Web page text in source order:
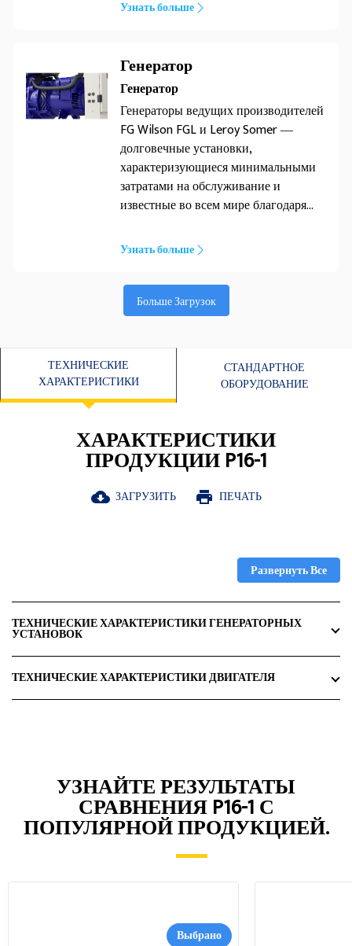
зарекомендовали себя при работе в
надежны, но также отличаются
низкой эксплуатационной
стоимостью и высокой топливной
экономичностью.
Узнать больше
Генератор
Генератор
Генераторы ведущих производителей
FG Wilson FGL и Leroy Somer ―
долговечные установки,
характеризующиеся минимальными
затратами на обслуживание и
известные во всем мире благодаря
Они были разработаны специально
для генераторных установок FG
Wilson и характеризуются высокой
производительностью и хорошей
пусковой способностью двигателей.
Узнать больше
Больше Загрузок
ТЕХНИЧЕСКИЕ
ХАРАКТЕРИСТИКИ
СТАНДАРТНОЕ
ОБОРУДОВАНИЕ
ХАРАКТЕРИСТИКИ
ПРОДУКЦИИ P16-1
cloud_download ЗАГРУЗИТЬ print ПЕЧАТЬ
Развернуть Все
ТЕХНИЧЕСКИЕ ХАРАКТЕРИСТИКИ ГЕНЕРАТОРНЫХ
УСТАНОВОК
ТЕХНИЧЕСКИЕ ХАРАКТЕРИСТИКИ ДВИГАТЕЛЯ
УЗНАЙТЕ РЕЗУЛЬТАТЫ
СРАВНЕНИЯ P16-1 С
ПОПУЛЯРНОЙ ПРОДУКЦИЕЙ.
Выбрано